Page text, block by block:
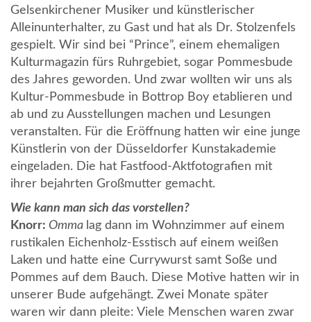
Gelsenkirchener Musiker und künstlerischer
Alleinunterhalter, zu Gast und hat als Dr. Stolzenfels
gespielt. Wir sind bei “Prince”, einem ehemaligen
Kulturmagazin fürs Ruhrgebiet, sogar Pommesbude
des Jahres geworden. Und zwar wollten wir uns als
Kultur-Pommesbude in Bottrop Boy etablieren und
ab und zu Ausstellungen machen und Lesungen
veranstalten. Für die Eröffnung hatten wir eine junge
Künstlerin von der Düsseldorfer Kunstakademie
eingeladen. Die hat Fastfood-Aktfotografien mit
ihrer bejahrten Großmutter gemacht.
Wie kann man sich das vorstellen?
Knorr: Omma lag dann im Wohnzimmer auf einem
rustikalen Eichenholz-Esstisch auf einem weißen
Laken und hatte eine Currywurst samt Soße und
Pommes auf dem Bauch. Diese Motive hatten wir in
unserer Bude aufgehängt. Zwei Monate später
waren wir dann pleite: Viele Menschen waren zwar